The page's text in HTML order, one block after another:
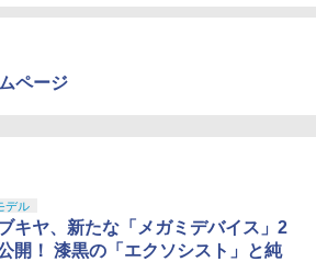
52TOYS BLINDBOX ディズニー プリン
￥1,650
HG 機動戦士ガンダム00 グラハム専用ユ
BANDAI SPIRITS(バンダイスピリッツ)
上 電動ブローバック フルオート
￥3,815
8ml ホビー用仕上材 B603
タミヤ(TAMIYA) メイクアップ材シリー
ズ No.3 タミヤセメント(角びん) 40ml 模
型用接着剤 87003
ページ
デル
キヤ、新たな「メガミデバイス」2
開！ 漆黒の「エクソシスト」と純